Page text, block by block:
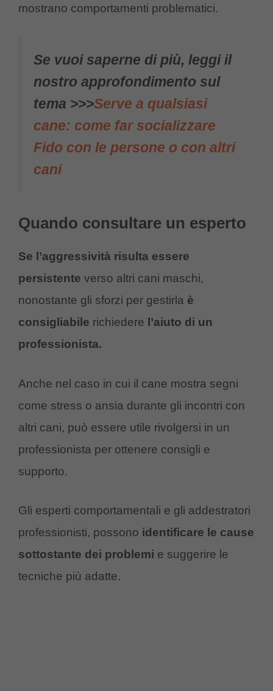
mostrano comportamenti problematici.
Se vuoi saperne di più, leggi il
nostro approfondimento sul
tema >>>Serve a qualsiasi
cane: come far socializzare
Fido con le persone o con altri
cani
Quando consultare un esperto
Se l’aggressività risulta essere
persistente verso altri cani maschi,
nonostante gli sforzi per gestirla è
consigliabile richiedere l’aiuto di un
professionista.
Anche nel caso in cui il cane mostra segni
come stress o ansia durante gli incontri con
altri cani, può essere utile rivolgersi in un
professionista per ottenere consigli e
supporto.
Gli esperti comportamentali e gli addestratori
professionisti, possono identificare le cause
sottostante dei problemi e suggerire le
tecniche più adatte.